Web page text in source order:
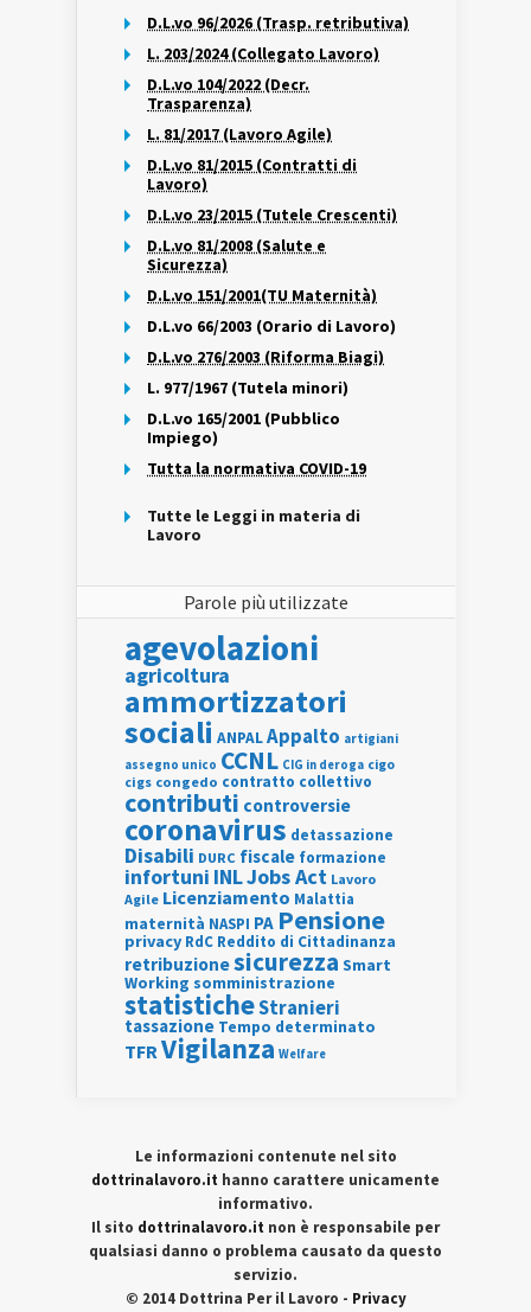
D.L.vo 96/2026 (Trasp. retributiva)
L. 203/2024 (Collegato Lavoro)
D.L.vo 104/2022 (Decr.
Trasparenza)
L. 81/2017 (Lavoro Agile)
D.L.vo 81/2015 (Contratti di
Lavoro)
D.L.vo 23/2015 (Tutele Crescenti)
D.L.vo 81/2008 (Salute e
Sicurezza)
D.L.vo 151/2001(TU Maternità)
D.L.vo 66/2003 (Orario di Lavoro)
D.L.vo 276/2003 (Riforma Biagi)
L. 977/1967 (Tutela minori)
D.L.vo 165/2001 (Pubblico
Impiego)
Tutta la normativa COVID-19
Tutte le Leggi in materia di
Lavoro
Parole più utilizzate
agevolazioni
agricoltura
ammortizzatori
sociali ANPALAppalto artigiani
assegno unico CCNL CIG in deroga cigo
cigs congedo contratto collettivo
contributi controversie
coronavirus detassazione
Disabili DURC fiscale formazione
infortuni INLJobs Act Lavoro
Agile Licenziamento Malattia
maternità NASPI PA Pensione
privacy RdC Reddito di Cittadinanza
retribuzionesicurezza Smart
Working somministrazione
statisticheStranieri
tassazione Tempo determinato
TFRVigilanza Welfare
Le informazioni contenute nel sito
dottrinalavoro.it hanno carattere unicamente
informativo.
Il sito dottrinalavoro.it non è responsabile per
qualsiasi danno o problema causato da questo
servizio.
© 2014 Dottrina Per il Lavoro - Privacy